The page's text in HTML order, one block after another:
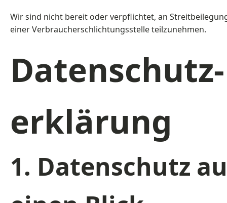
Wir sind nicht bereit oder verpflichtet, an
einer Verbraucherschlichtungsstelle teilzunehmen.
Datenschutz­
erklärung
1. Datenschutz